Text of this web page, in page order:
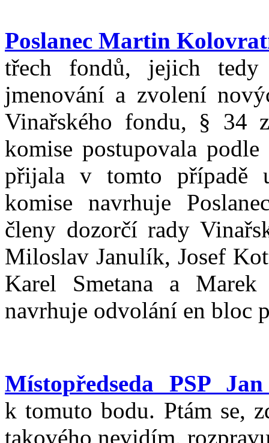
Poslanec Martin
třech fondů, jejich
jmenování a zvolení
Vinařského fondu, § 34
komise postupovala
přijala v tomto případě
komise navrhuje
členy dozorčí rady
Miloslav Janulík, Josef
Karel Smetana a
navrhuje odvolání en bloc
Místopředseda PSP
k tomuto bodu. Ptám se,
takového nevidím,